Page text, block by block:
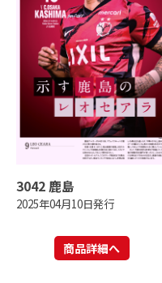
3042 鹿島
2025年04月10日発行
商品詳細へ